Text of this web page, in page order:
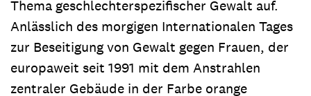
Thema geschlechterspezifischer Gewalt auf.
Anlässlich des morgigen Internationalen Tages
zur Beseitigung von Gewalt gegen Frauen, der
europaweit seit 1991 mit dem Anstrahlen
zentraler Gebäude in der Farbe orange